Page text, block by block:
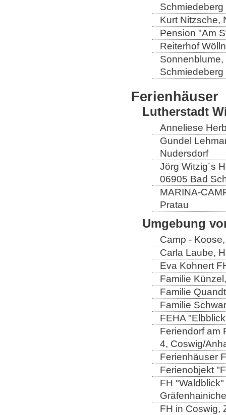
Schmiedeberg
Kurt Nitzsche,
Pension "Am
Reiterhof
Sonnenblume,
Schmiedeberg
Ferienhäuser
Lutherstadt
Anneliese
Gundel
Nudersdorf
Jörg Witzig´s
06905 Bad
MARINA-
Pratau
Umgebung
Camp -
Carla Laube,
Eva Kohnert
Familie
Familie
Familie
FEHA
Feriendorf am
4, Coswig/
Ferienhäuser
Ferienobjekt
FH
FH in Coswig,